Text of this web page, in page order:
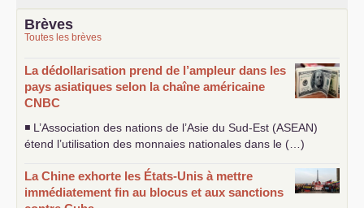
Brèves
Toutes les brèves
La dédollarisation prend de l’ampleur dans les
pays asiatiques selon la chaîne américaine
CNBC
◾ L’Association des nations de l’Asie du Sud-Est (ASEAN)
étend l’utilisation des monnaies nationales dans le (…)
La Chine exhorte les États-Unis à mettre
immédiatement fin au blocus et aux sanctions